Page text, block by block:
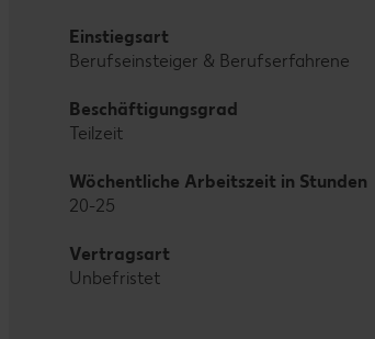
Einstiegsart
Berufseinsteiger & Berufserfahrene
Beschäftigungsgrad
Teilzeit
Wöchentliche Arbeitszeit in Stunden
20-25
Vertragsart
Unbefristet